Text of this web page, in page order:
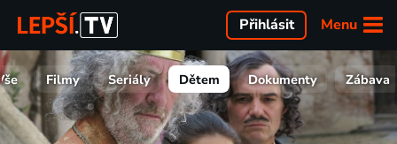
Menu
Přihlásit
Filmy Seriály Dětem Dokumenty Zábava